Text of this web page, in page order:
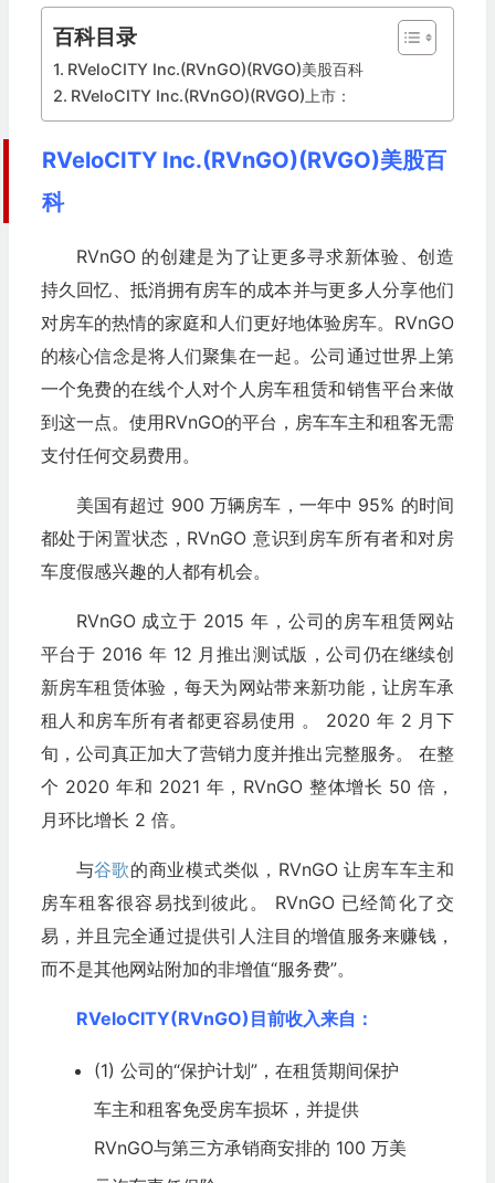
百科目录
RVeloCITY Inc.(RVnGO)(RVGO)美股百科
RVeloCITY Inc.(RVnGO)(RVGO)上市：
RVeloCITY Inc.(RVnGO)(RVGO)美股百
科
RVnGO 的创建是为了让更多寻求新体验、创造
持久回忆、抵消拥有房车的成本并与更多人分享他们
对房车的热情的家庭和人们更好地体验房车。RVnGO
的核心信念是将人们聚集在一起。公司通过世界上第
一个免费的在线个人对个人房车租赁和销售平台来做
到这一点。使用RVnGO的平台，房车车主和租客无需
支付任何交易费用。
美国有超过 900 万辆房车，一年中 95% 的时间
都处于闲置状态，RVnGO 意识到房车所有者和对房
车度假感兴趣的人都有机会。
RVnGO 成立于 2015 年，公司的房车租赁网站
平台于 2016 年 12 月推出测试版，公司仍在继续创
新房车租赁体验，每天为网站带来新功能，让房车承
租人和房车所有者都更容易使用 。 2020 年 2 月下
旬，公司真正加大了营销力度并推出完整服务。 在整
个 2020 年和 2021 年，RVnGO 整体增长 50 倍，
月环比增长 2 倍。
与谷歌的商业模式类似，RVnGO 让房车车主和
房车租客很容易找到彼此。 RVnGO 已经简化了交
易，并且完全通过提供引人注目的增值服务来赚钱，
而不是其他网站附加的非增值“服务费”。
RVeloCITY(RVnGO)目前收入来自：
(1) 公司的“保护计划”，在租赁期间保护
车主和租客免受房车损坏，并提供
RVnGO与第三方承销商安排的 100 万美